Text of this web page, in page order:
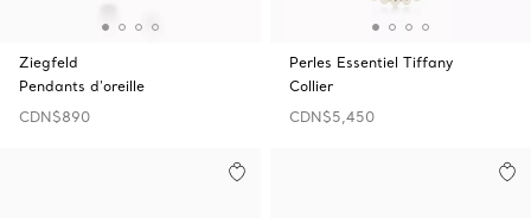
Ziegfeld
Pendants d'oreille
CDN$890
Perles Essentiel Tiffany
Collier
CDN$5,450